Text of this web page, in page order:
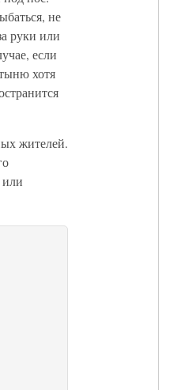
не
руки или
если
хотя
жителей.
или